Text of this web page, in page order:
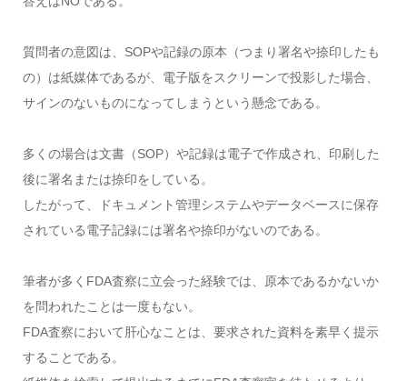
質問者の意図は、SOPや記録の原本（つまり署名や捺印したも
の）は紙媒体であるが、電子版をスクリーンで投影した場合、
サインのないものになってしまうという懸念である。
多くの場合は文書（SOP）や記録は電子で作成され、印刷した
後に署名または捺印をしている。
したがって、ドキュメント管理システムやデータベースに保存
されている電子記録には署名や捺印がないのである。
筆者が多くFDA査察に立会った経験では、原本であるかないか
を問われたことは一度もない。
FDA査察において肝心なことは、要求された資料を素早く提示
することである。